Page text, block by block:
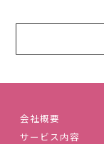
会社概要
サービス内容